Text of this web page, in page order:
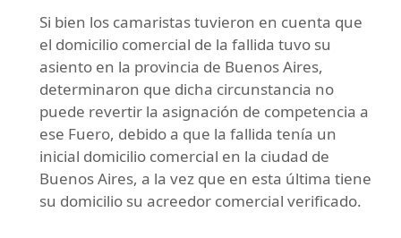
Si bien los camaristas tuvieron en cuenta que
el domicilio comercial de la fallida tuvo su
asiento en la provincia de Buenos Aires,
determinaron que dicha circunstancia no
puede revertir la asignación de competencia a
ese Fuero, debido a que la fallida tenía un
inicial domicilio comercial en la ciudad de
Buenos Aires, a la vez que en esta última tiene
su domicilio su acreedor comercial verificado.